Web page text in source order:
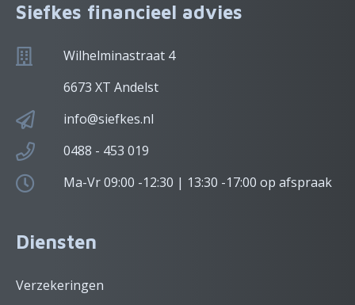
Siefkes financieel advies
Wilhelminastraat 4
6673 XT Andelst
info@siefkes.nl
0488 - 453 019
Ma-Vr 09:00 -12:30 | 13:30 -17:00 op afspraak
Diensten
Verzekeringen